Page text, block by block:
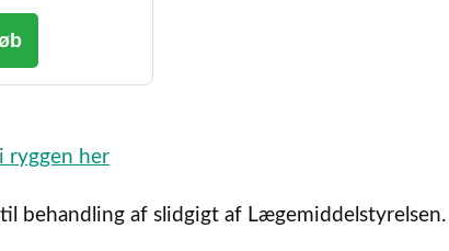
ryggen her
behandling af slidgigt af Lægemiddelstyrelsen.